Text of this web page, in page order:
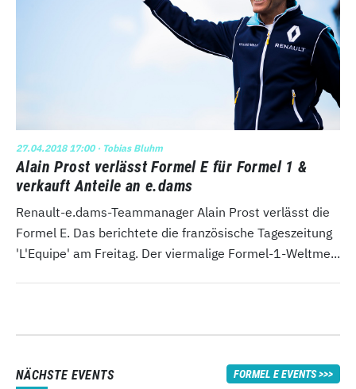
27.04.2018 17:00· Tobias Bluhm
Alain Prost verlässt Formel E für Formel 1 &
verkauft Anteile an e.dams
Renault-e.dams-Teammanager Alain Prost verlässt die
Formel E. Das berichtete die französische Tageszeitung
'L'Equipe' am Freitag. Der viermalige Formel-1-Weltme...
NÄCHSTE EVENTS FORMEL E EVENTS